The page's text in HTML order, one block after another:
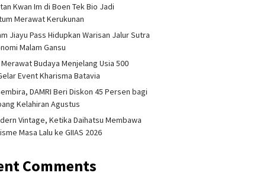
Kwan Im di Boen Tek Bio Jadi
Merawat Kerukunan
Jiayu Pass Hidupkan Warisan Jalur Sutra
Malam Gansu
Budaya Menjelang Usia 500
Event Kharisma Batavia
DAMRI Beri Diskon 45 Persen bagi
Kelahiran Agustus
Vintage, Ketika Daihatsu Membawa
Masa Lalu ke GIIAS 2026
Comments